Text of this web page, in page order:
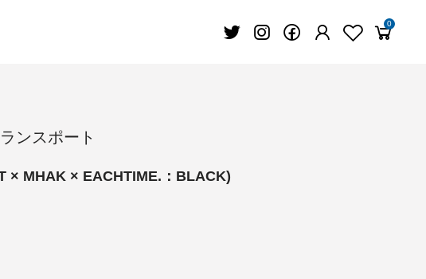
0
ンスポート
× MHAK × EACHTIME.：BLACK)